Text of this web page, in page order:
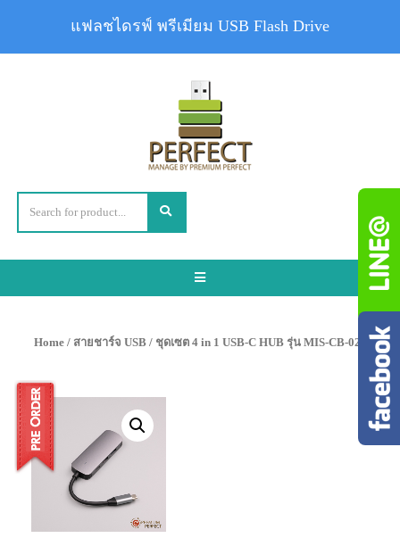
Toggle
Home/ สายชาร์จ USB/ ชุดเซต 4 in 1 USB-C HUB รุ่น MIS-CB-029
แฟลชไดรฟ์ พรีเมียม USB Flash Drive